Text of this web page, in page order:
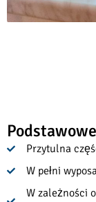
Przytulna
W pełni
W zależności